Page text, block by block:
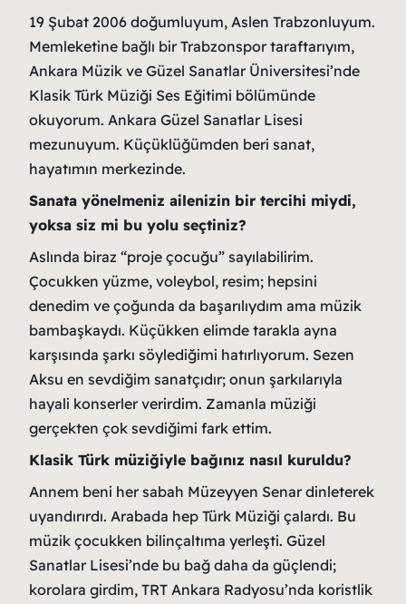
19 Şubat 2006 doğumluyum, Aslen Trabzonluyum.
Memleketine bağlı bir Trabzonspor taraftarıyım,
Ankara Müzik ve Güzel Sanatlar Üniversitesi’nde
Klasik Türk Müziği Ses Eğitimi bölümünde
okuyorum. Ankara Güzel Sanatlar Lisesi
mezunuyum. Küçüklüğümden beri sanat,
hayatımın merkezinde.
Sanata yönelmeniz ailenizin bir tercihi miydi,
yoksa siz mi bu yolu seçtiniz?
Aslında biraz “proje çocuğu” sayılabilirim.
Çocukken yüzme, voleybol, resim; hepsini
denedim ve çoğunda da başarılıydım ama müzik
bambaşkaydı. Küçükken elimde tarakla ayna
karşısında şarkı söylediğimi hatırlıyorum. Sezen
Aksu en sevdiğim sanatçıdır; onun şarkılarıyla
hayali konserler verirdim. Zamanla müziği
gerçekten çok sevdiğimi fark ettim.
Klasik Türk müziğiyle bağınız nasıl kuruldu?
Annem beni her sabah Müzeyyen Senar dinleterek
uyandırırdı. Arabada hep Türk Müziği çalardı. Bu
müzik çocukken bilinçaltıma yerleşti. Güzel
Sanatlar Lisesi’nde bu bağ daha da güçlendi;
korolara girdim, TRT Ankara Radyosu’nda koristlik